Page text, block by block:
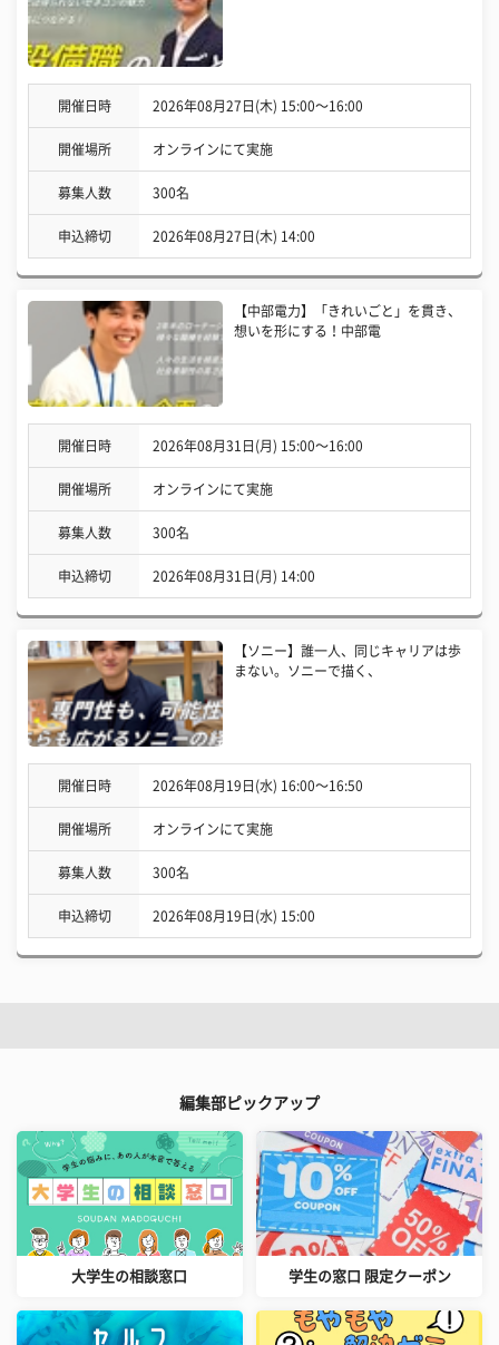
開催日時 2026年08月27日(木) 15:00〜16:00
開催場所 オンラインにて実施
募集人数 300名
申込締切 2026年08月27日(木) 14:00
【中部電力】「きれいごと」を貫き、
想いを形にする！中部電
開催日時 2026年08月31日(月) 15:00〜16:00
開催場所 オンラインにて実施
募集人数 300名
申込締切 2026年08月31日(月) 14:00
【ソニー】誰一人、同じキャリアは歩
まない。ソニーで描く、
開催日時 2026年08月19日(水) 16:00〜16:50
開催場所 オンラインにて実施
募集人数 300名
申込締切 2026年08月19日(水) 15:00
編集部ピックアップ
大学生の相談窓口 学生の窓口 限定クーポン